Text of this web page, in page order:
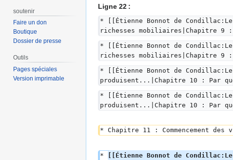
Ligne 22 :
* [[Étienne Bonnot de
richesses mobiliaires|Chapitre 9
* [[Étienne Bonnot de
richesses mobiliaires|Chapitre 9
* [[Étienne Bonnot de
produisent...|Chapitre 10 : Par
* [[Étienne Bonnot de
produisent...|Chapitre 10 : Par
* Chapitre 11 : Commencement des
* [[Étienne Bonnot de
soutenir
Faire un don
Boutique
Dossier de presse
Outils
Pages spéciales
Version imprimable